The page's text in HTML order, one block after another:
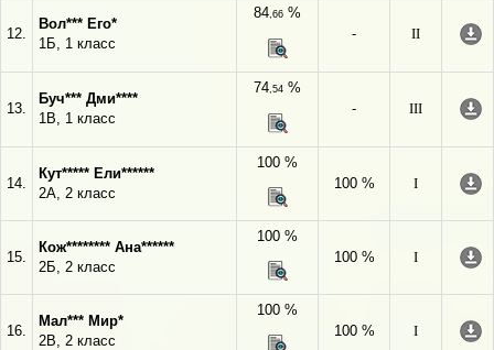
12.
Вол*** Его*
1Б, 1 класс
84,66 %
-
II
13.
Буч*** Дми****
1В, 1 класс
74,54 %
-
III
14.
Кут***** Ели******
2А, 2 класс
100 %
100 %
I
15.
Кож******** Ана******
2Б, 2 класс
100 %
100 %
I
16.
Мал*** Мир*
2В, 2 класс
100 %
100 %
I